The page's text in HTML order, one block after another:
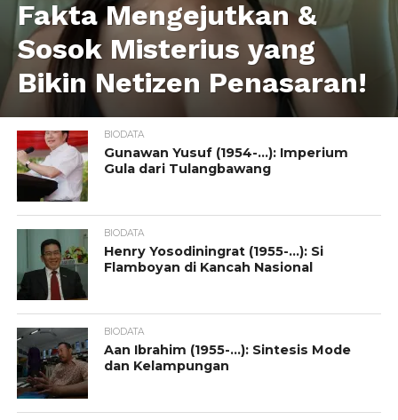
Fakta Mengejutkan &
Sosok Misterius yang
Bikin Netizen Penasaran!
BIODATA
Gunawan Yusuf (1954-…): Imperium
Gula dari Tulangbawang
BIODATA
Henry Yosodiningrat (1955-…): Si
Flamboyan di Kancah Nasional
BIODATA
Aan Ibrahim (1955-…): Sintesis Mode
dan Kelampungan